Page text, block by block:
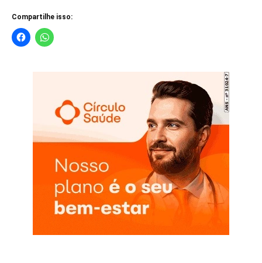
Compartilhe isso: